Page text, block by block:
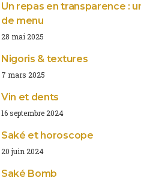
Un repas en transparence :
de menu
28 mai 2025
Nigoris & textures
7 mars 2025
Vin et dents
16 septembre 2024
Saké et horoscope
20 juin 2024
Saké Bomb